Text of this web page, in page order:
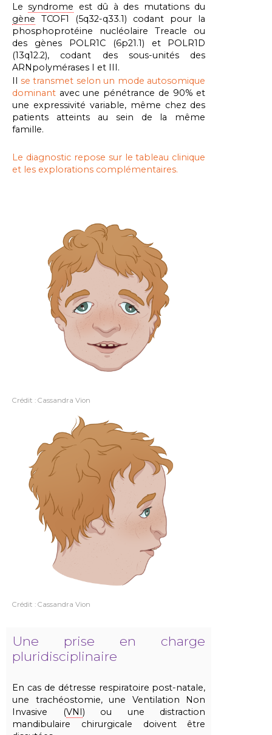
Lesyndrome est dû à des mutations du
gène TCOF1 (5q32-q33.1) codant pour la
phosphoprotéine nucléolaire Treacle ou
des gènes POLR1C (6p21.1) et POLR1D
(13q12.2), codant des sous-unités des
ARNpolymérases I et III.
se transmet selon un mode autosomique
dominant avec une pénétrance de 90% et
une expressivité variable, même chez des
patients atteints au sein de la même
famille.
Le diagnostic repose sur le tableau clinique
et les explorations complémentaires.
Crédit : Cassandra Vion
Crédit : Cassandra Vion
Une prise en charge
pluridisciplinaire
En cas de détresse respiratoire post-natale,
une trachéostomie, une Ventilation Non
Invasive (VNI) ou une distraction
mandibulaire chirurgicale doivent être